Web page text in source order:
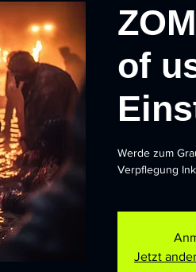
of
Werde zum
Verpflegung
Jetzt